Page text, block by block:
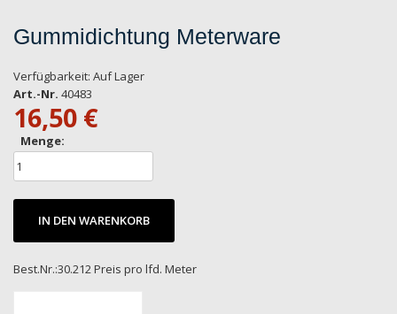
Gummidichtung Meterware
Verfügbarkeit: Auf Lager
Art.-Nr. 40483
16,50 €
Menge:
IN DEN WARENKORB
Best.Nr.:30.212 Preis pro lfd. Meter